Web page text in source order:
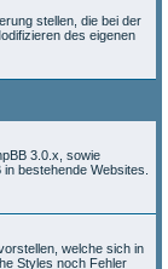
stellen, die bei der
des eigenen
3.0.x, sowie
bestehende Websites.
welche sich in
Styles noch Fehler